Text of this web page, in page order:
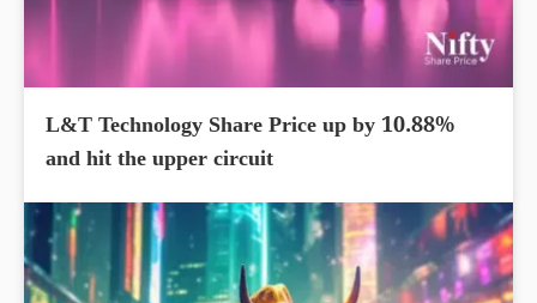
L&T Technology Share Price up by 10.88%
and hit the upper circuit